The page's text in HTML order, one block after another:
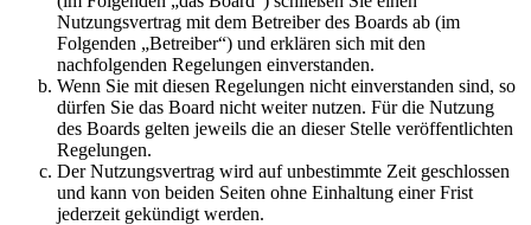
Nutzungsvertrag mit dem Betreiber des Boards ab (im
Folgenden „Betreiber“) und erklären sich mit den
nachfolgenden Regelungen einverstanden.
Wenn Sie mit diesen Regelungen nicht einverstanden sind, so
dürfen Sie das Board nicht weiter nutzen. Für die Nutzung
des Boards gelten jeweils die an dieser Stelle veröffentlichten
Regelungen.
Der Nutzungsvertrag wird auf unbestimmte Zeit geschlossen
und kann von beiden Seiten ohne Einhaltung einer Frist
jederzeit gekündigt werden.